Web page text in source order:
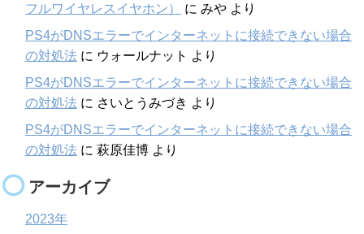
フルワイヤレスイヤホン）
に みや より
PS4がDNSエラーでインターネットに接続できない場合
の対処法 に ウォールナット より
PS4がDNSエラーでインターネットに接続できない場合
の対処法 に さいとうみづき より
PS4がDNSエラーでインターネットに接続できない場合
の対処法 に 萩原佳博 より
アーカイブ
2023年